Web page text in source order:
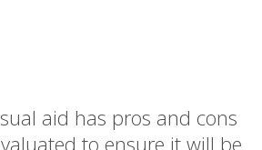
aid has pros and cons
to ensure it will be